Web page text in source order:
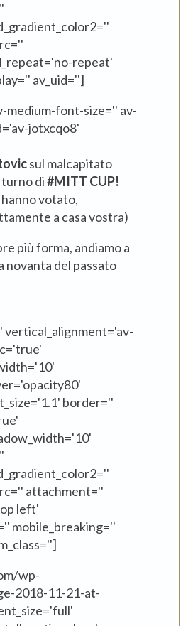
repeat'
av_uid='']
medium-font-size='' av-
jotxcqo8'
sul malcapitato
turno di#MITT CUP!
votato,
a casa vostra)
più forma, andiamo a
novanta del passato
vertical_alignment='av-
border=''
attachment=''
left'
mobile_breaking=''
wp-
2018-11-21-at-